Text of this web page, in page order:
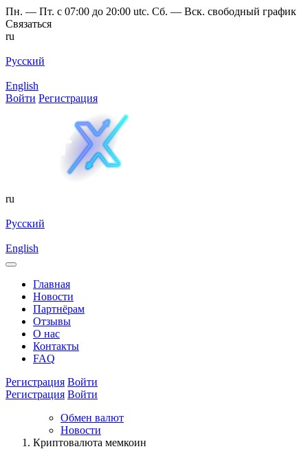
Пн. — Пт. с 07:00 до 20:00 utc. Сб. — Вск. свободный график
Связаться
ru
Русский
English
Войти Регистрация
ru
Русский
English
Главная
Новости
Партнёрам
Отзывы
О нас
Контакты
FAQ
Регистрация Войти
Регистрация Войти
Обмен валют
Новости
Криптовалюта мемкоин